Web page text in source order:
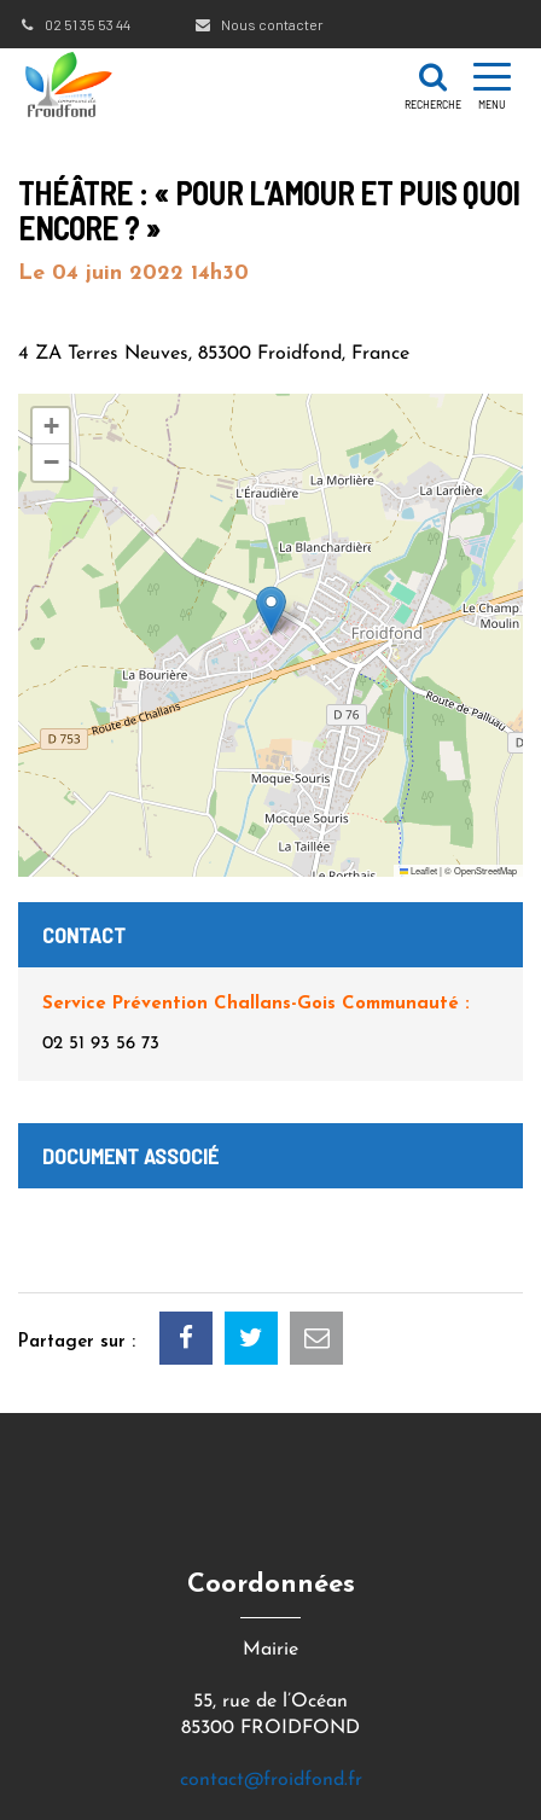
02 51 35 53 44 Nous contacter
RECHERCHE MENU
THÉÂTRE : « POUR L’AMOUR ET PUIS QUOI
ENCORE ? »
Le 04 juin 2022 14h30
4 ZA Terres Neuves, 85300 Froidfond, France
+
−
Leaflet|©OpenStreetMap
CONTACT
Service Prévention Challans-Gois Communauté :
02 51 93 56 73
DOCUMENT ASSOCIÉ
Partager sur :
Coordonnées
Mairie
55, rue de l’Océan
85300 FROIDFOND
contact@froidfond.fr